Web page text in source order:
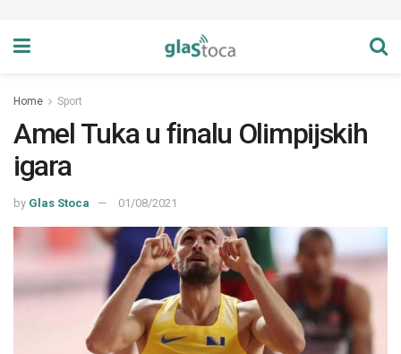
Home Sport
Amel Tuka u finalu Olimpijskih
igara
by Glas Stoca 01/08/2021